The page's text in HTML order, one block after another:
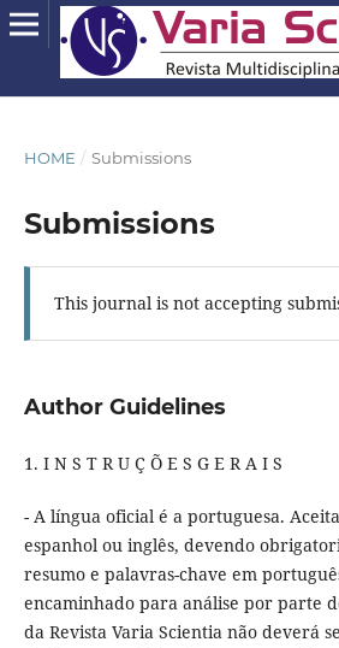
HOME / Submissions
Submissions
This journal is not accepting
Author Guidelines
1. I N S T R U Ç Õ E S G E R A I S
- A língua oficial é a portuguesa.
espanhol ou inglês, devendo
resumo e palavras-chave em
encaminhado para análise por parte
da Revista Varia Scientia não deverá